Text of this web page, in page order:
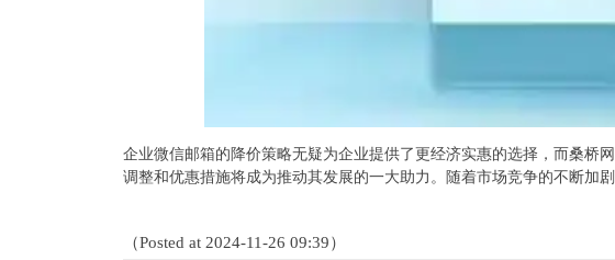
企业微信邮箱的降价策略无疑为企业提供了更经济实惠的选择，而桑桥
调整和优惠措施将成为推动其发展的一大助力。随着市场竞争的不断加
（Posted at 2024-11-26 09:39）